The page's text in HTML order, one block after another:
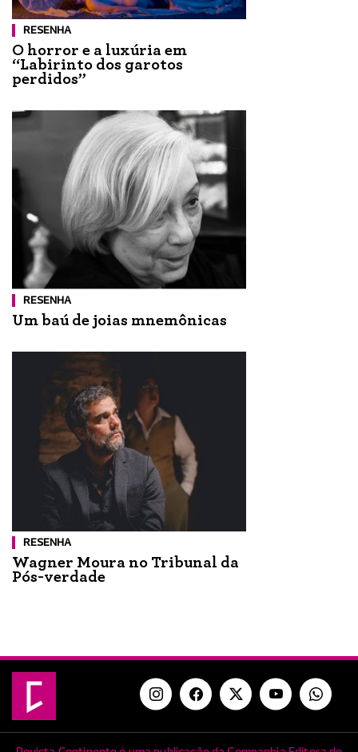
RESENHA
O horror e a luxúria em
“Labirinto dos garotos
perdidos”
RESENHA
Um baú de joias mnemônicas
RESENHA
Wagner Moura no Tribunal da
Pós-verdade